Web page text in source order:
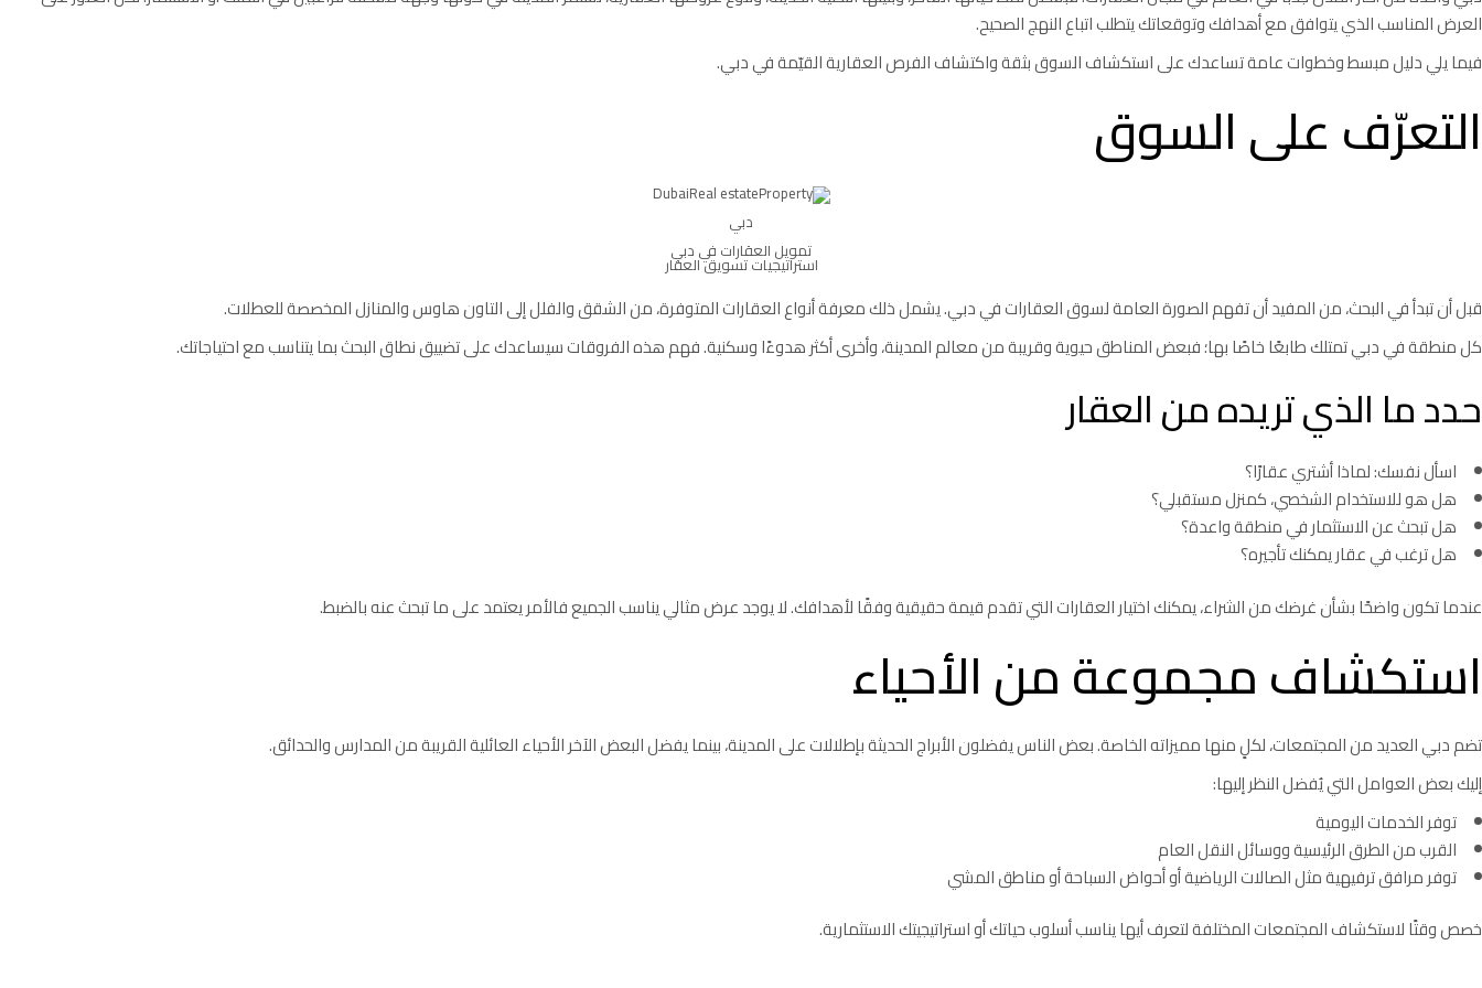
العرض المناسب الذي يتوافق مع أهدافك وتوقعاتك يتطلب اتباع النهج الصحيح.
فيما يلي دليل مبسط وخطوات عامة تساعدك على استكشاف السوق بثقة واكتشاف الفرص العقارية القيّمة في دبي.
التعرّف على السوق
دبي
تمويل العقارات في دبي
استراتيجيات تسويق العقار
قبل أن تبدأ في البحث، من المفيد أن تفهم الصورة العامة لسوق العقارات في دبي. يشمل ذلك معرفة أنواع العقارات المتوفرة، من الشقق والفلل إلى التاون هاوس والمنازل المخصصة للعطلات.
كل منطقة في دبي تمتلك طابعًا خاصًا بها؛ فبعض المناطق حيوية وقريبة من معالم المدينة، وأخرى أكثر هدوءًا وسكنية. فهم هذه الفروقات سيساعدك على تضييق نطاق البحث بما يتناسب مع احتياجاتك.
حدد ما الذي تريده من العقار
اسأل نفسك: لماذا أشتري عقارًا؟
هل هو للاستخدام الشخصي، كمنزل مستقبلي؟
هل تبحث عن الاستثمار في منطقة واعدة؟
هل ترغب في عقار يمكنك تأجيره؟
عندما تكون واضحًا بشأن غرضك من الشراء، يمكنك اختيار العقارات التي تقدم قيمة حقيقية وفقًا لأهدافك. لا يوجد عرض مثالي يناسب الجميع فالأمر يعتمد على ما تبحث عنه بالضبط.
استكشاف مجموعة من الأحياء
تضم دبي العديد من المجتمعات، لكلٍ منها مميزاته الخاصة. بعض الناس يفضلون الأبراج الحديثة بإطلالات على المدينة، بينما يفضل البعض الآخر الأحياء العائلية القريبة من المدارس والحدائق.
إليك بعض العوامل التي يُفضل النظر إليها:
توفر الخدمات اليومية
القرب من الطرق الرئيسية ووسائل النقل العام
توفر مرافق ترفيهية مثل الصالات الرياضية أو أحواض السباحة أو مناطق المشي
خصص وقتًا لاستكشاف المجتمعات المختلفة لتعرف أيها يناسب أسلوب حياتك أو استراتيجيتك الاستثمارية.